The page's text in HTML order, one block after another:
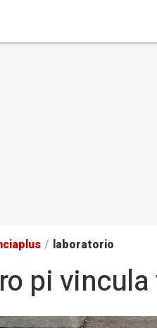
plus / laboratorio
pi